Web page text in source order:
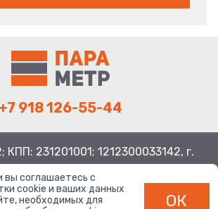
+7 918 126-55-44
КПП: 231201001; 1212300033142, г.
21, индекс 350080
вы соглашаетесь с
cookie и ваших данных
необходимых для
ОК